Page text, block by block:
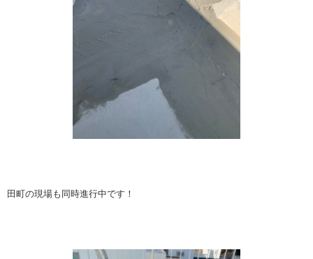
田町の現場も同時進行中です！